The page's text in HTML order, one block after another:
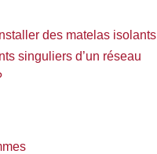
des matelas isolants
singuliers d’un réseau